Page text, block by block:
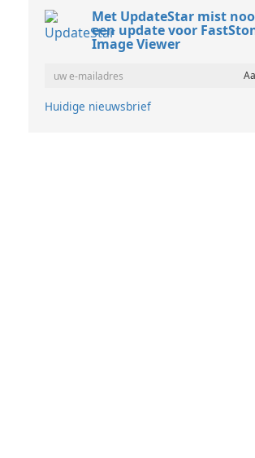
Met UpdateStar mist
een update voor
Image Viewer
Huidige nieuwsbrief